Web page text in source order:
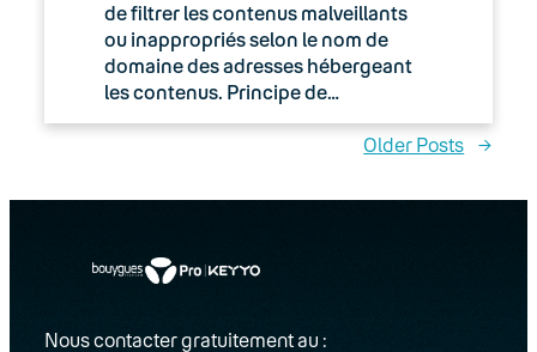
de filtrer les contenus malveillants
ou inappropriés selon le nom de
domaine des adresses hébergeant
les contenus. Principe de…
Older Posts →
Nous contacter gratuitement au :